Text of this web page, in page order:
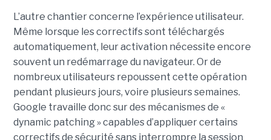
L’autre chantier concerne l’expérience utilisateur.
Même lorsque les correctifs sont téléchargés
automatiquement, leur activation nécessite encore
souvent un redémarrage du navigateur. Or de
nombreux utilisateurs repoussent cette opération
pendant plusieurs jours, voire plusieurs semaines.
Google travaille donc sur des mécanismes de «
dynamic patching » capables d’appliquer certains
correctifs de sécurité sans interrompre la session